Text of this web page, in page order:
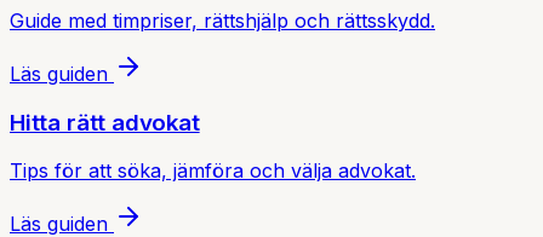
Guide med timpriser, rättshjälp och rättsskydd.
Läs guiden
Hitta rätt advokat
Tips för att söka, jämföra och välja advokat.
Läs guiden